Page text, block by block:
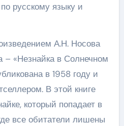
русскому языку и
А.Н. Носова
– «Незнайка в Солнечном
в 1958 году и
В этой книге
который попадает в
все обитатели лишены